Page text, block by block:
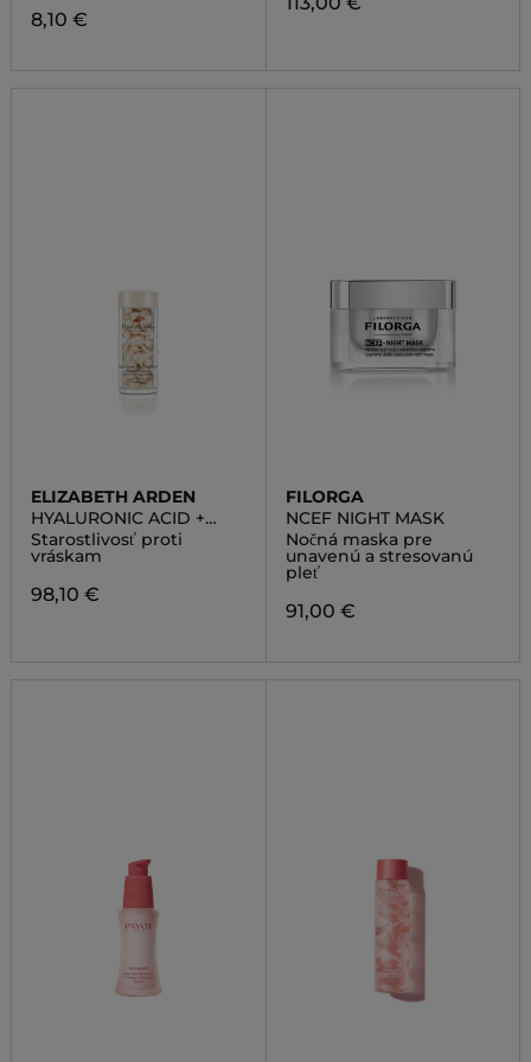
8,10 €
ELIZABETH ARDEN
HYALURONIC ACID +
PEPTIDES CERAMIDE
CAPSULES HYDRA-
PLUMPING SERUM
Starostlivosť proti
vráskam
98,10 €
FILORGA
NCEF NIGHT MASK
Nočná maska pre
unavenú a stresovanú
pleť
91,00 €